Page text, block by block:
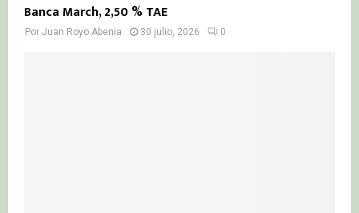
Banca March, 2,50 % TAE
Por Juan Royo Abenia 30 julio, 2026 0